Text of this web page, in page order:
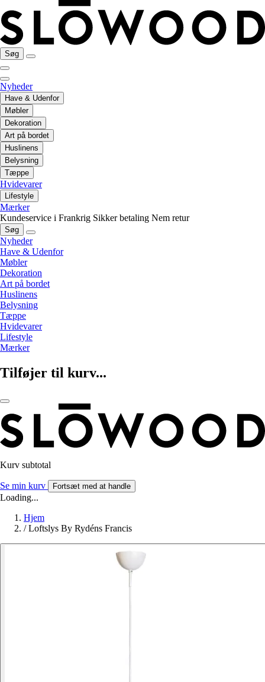
Søg
Nyheder
Have & Udenfor
Møbler
Dekoration
Art på bordet
Huslinens
Belysning
Tæppe
Hvidevarer
Lifestyle
Mærker
Kundeservice i Frankrig Sikker betaling Nem retur
Søg
Nyheder
Have & Udenfor
Møbler
Dekoration
Art på bordet
Huslinens
Belysning
Tæppe
Hvidevarer
Lifestyle
Mærker
Tilføjer til kurv...
Kurv subtotal
Se min kurv Fortsæt med at handle
Loading...
Hjem
/ Loftslys By Rydéns Francis